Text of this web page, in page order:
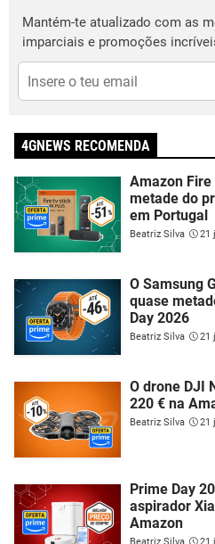
Mantém-te atualizado com as
imparciais e promoções
4GNEWS RECOMENDA
Amazon Fire
metade do
em Portugal
Beatriz Silva 21
O Samsung
quase
Day 2026
Beatriz Silva 21
O drone DJI
220 € na
Beatriz Silva 21
Prime Day
aspirador
Amazon